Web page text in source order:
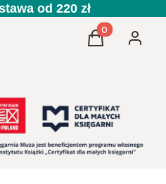
od 220 zł
Produkty w
Koszyk